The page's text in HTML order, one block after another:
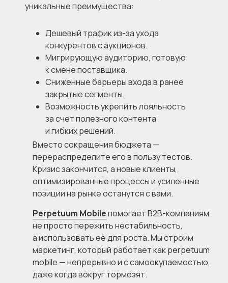
уникальные преимущества:
Вместо сокращения бюджета —
перераспределите его в пользу тестов.
Кризис закончится, а новые клиенты,
оптимизированные процессы и усиленные
позиции на рынке останутся с вами.
Perpetuum Mobileпомогает B2B-компаниям
не просто пережить нестабильность,
а использовать её для роста. Мы строим
маркетинг, который работает как perpetuum
mobile — непрерывно и с самоокупаемостью,
даже когда вокруг тормозят.
Дешевый трафик из-за ухода
конкурентов с аукционов.
Мигрирующую аудиторию, готовую
к смене поставщика.
Сниженные барьеры входа в ранее
закрытые сегменты.
Возможность укрепить лояльность
за счет полезного контента
и гибких решений.